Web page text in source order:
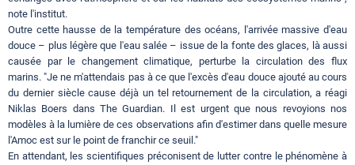
note l'institut.
Outre cette hausse de la température des océans, l'arrivée massive d'eau
douce – plus légère que l'eau salée – issue de la fonte des glaces, là aussi
causée par le changement climatique, perturbe la circulation des flux
marins. "Je ne m'attendais pas à ce que l'excès d'eau douce ajouté au cours
du dernier siècle cause déjà un tel retournement de la circulation, a réagi
Niklas Boers dans The Guardian. Il est urgent que nous revoyions nos
modèles à la lumière de ces observations afin d'estimer dans quelle mesure
l'Amoc est sur le point de franchir ce seuil."
En attendant, les scientifiques préconisent de lutter contre le phénomène à